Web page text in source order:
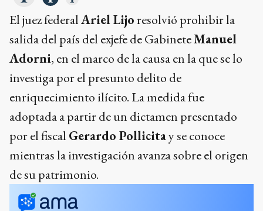
El juez federalAriel Lijoresolvió prohibir la
salida del país del exjefe de GabineteManuel
Adorni, en el marco de la causa en la que se lo
investiga por el presunto delito de
enriquecimiento ilícito. La medida fue
adoptada a partir de un dictamen presentado
por el fiscal Gerardo Pollicitay se conoce
mientras la investigación avanza sobre el origen
de su patrimonio.